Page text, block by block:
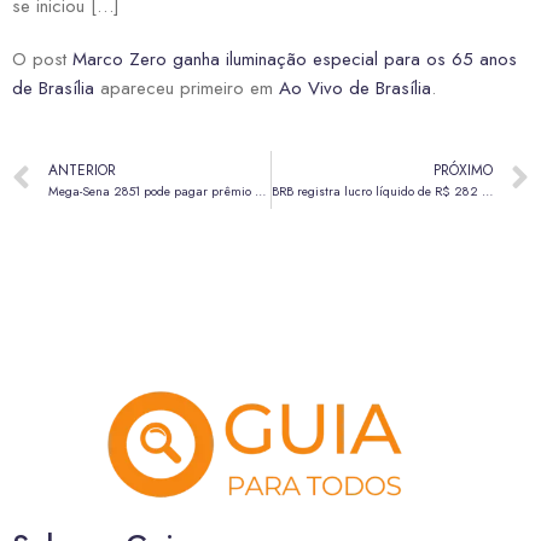
se iniciou […]
O post Marco Zero ganha iluminação especial para os 65 anos
de Brasília apareceu primeiro em Ao Vivo de Brasília.
ANTERIOR
Mega-Sena 2851 pode pagar prêmio de R$ 31 milhões nesta quinta (10)
PRÓXIMO
BRB registra lucro líquido de R$ 282 milhões e avança em todas as frentes